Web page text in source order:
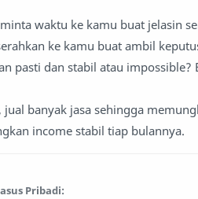
waktu ke kamu buat jelasin
ke kamu buat ambil
pasti dan stabil atau impossible?
, jual banyak jasa sehingga
income stabil tiap bulannya.
Pribadi: